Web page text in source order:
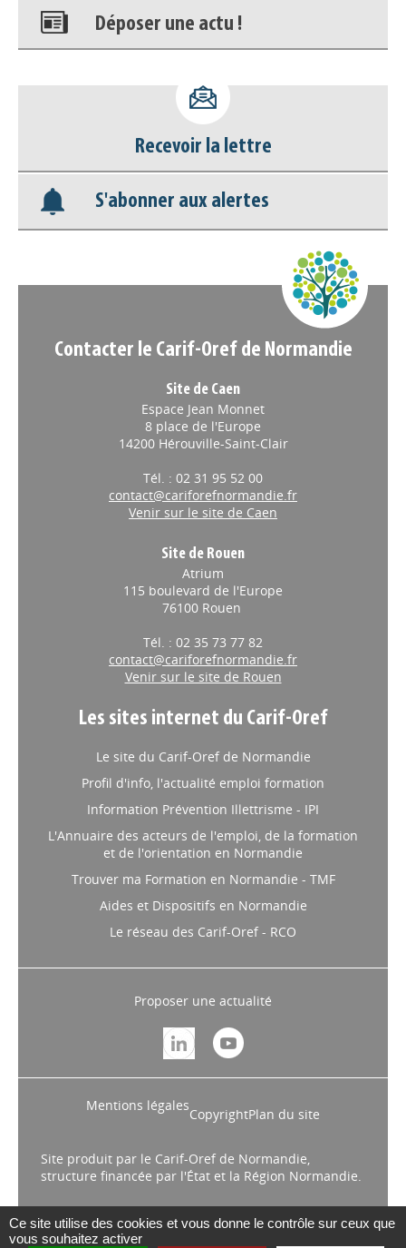
Déposer une actu !
déconnecter)
Base documentaire
Nos veilles Scoop.it
Recevoir la lettre
S'abonner aux alertes
Contacter le Carif-Oref de Normandie
Site de Caen
Espace Jean Monnet
8 place de l'Europe
14200 Hérouville-Saint-Clair
Tél. : 02 31 95 52 00
contact@cariforefnormandie.fr
Venir sur le site de Caen
Site de Rouen
Atrium
115 boulevard de l'Europe
76100 Rouen
Tél. : 02 35 73 77 82
contact@cariforefnormandie.fr
Venir sur le site de Rouen
Les sites internet du Carif-Oref
Le site du Carif-Oref de Normandie
Profil d'info, l'actualité emploi formation
Information Prévention Illettrisme - IPI
L'Annuaire des acteurs de l'emploi, de la formation
et de l'orientation en Normandie
Trouver ma Formation en Normandie - TMF
Aides et Dispositifs en Normandie
Le réseau des Carif-Oref - RCO
Proposer une actualité
Mentions légales
CopyrightPlan du site
Site produit par le Carif-Oref de Normandie,
structure financée par l'État et la Région Normandie.
Ce site utilise des cookies et vous donne le contrôle sur ceux que
vous souhaitez activer